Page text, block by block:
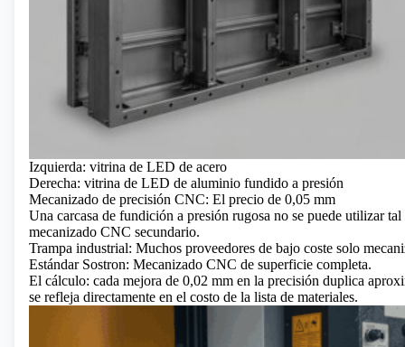
Izquierda: vitrina de LED de acero
Derecha: vitrina de LED de aluminio fundido a presión
Mecanizado de precisión CNC: El precio de 0,05 mm
Una carcasa de fundición a presión rugosa no se puede utilizar
mecanizado CNC secundario.
Trampa industrial: Muchos proveedores de bajo coste solo
Estándar Sostron: Mecanizado CNC de superficie completa.
El cálculo: cada mejora de 0,02 mm en la precisión duplica
se refleja directamente en el costo de la lista de materiales.